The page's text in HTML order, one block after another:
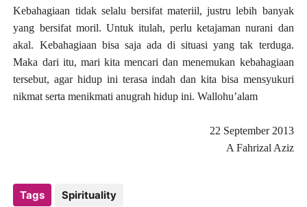
Kebahagiaan tidak selalu bersifat materiil, justru lebih banyak
yang bersifat moril. Untuk itulah, perlu ketajaman nurani dan
akal. Kebahagiaan bisa saja ada di situasi yang tak terduga.
Maka dari itu, mari kita mencari dan menemukan kebahagiaan
tersebut, agar hidup ini terasa indah dan kita bisa mensyukuri
nikmat serta menikmati anugrah hidup ini. Wallohu’alam
22 September 2013
A Fahrizal Aziz
Tags Spirituality